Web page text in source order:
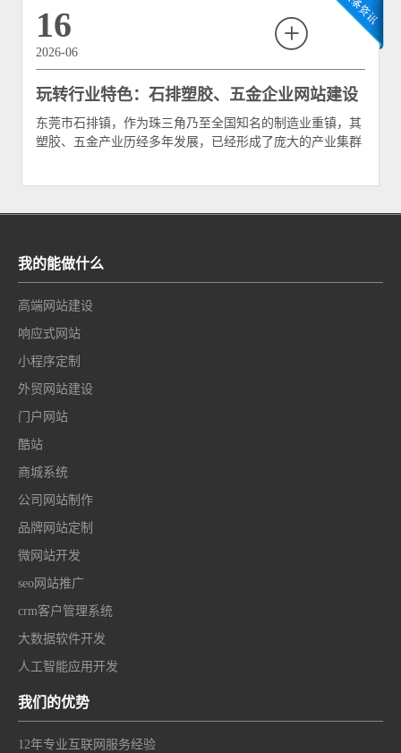
16
2026-06
玩转行业特色：石排塑胶、五金企业网站建设
该如何突出专业实力？
东莞市石排镇，作为珠三角乃至全国知名的制造业重镇，其
塑胶、五金产业历经多年发展，已经形成了庞大的产业集群
我的能做什么
高端网站建设
响应式网站
小程序定制
外贸网站建设
门户网站
酷站
商城系统
公司网站制作
品牌网站定制
微网站开发
seo网站推广
crm客户管理系统
大数据软件开发
人工智能应用开发
我们的优势
12年专业互联网服务经验